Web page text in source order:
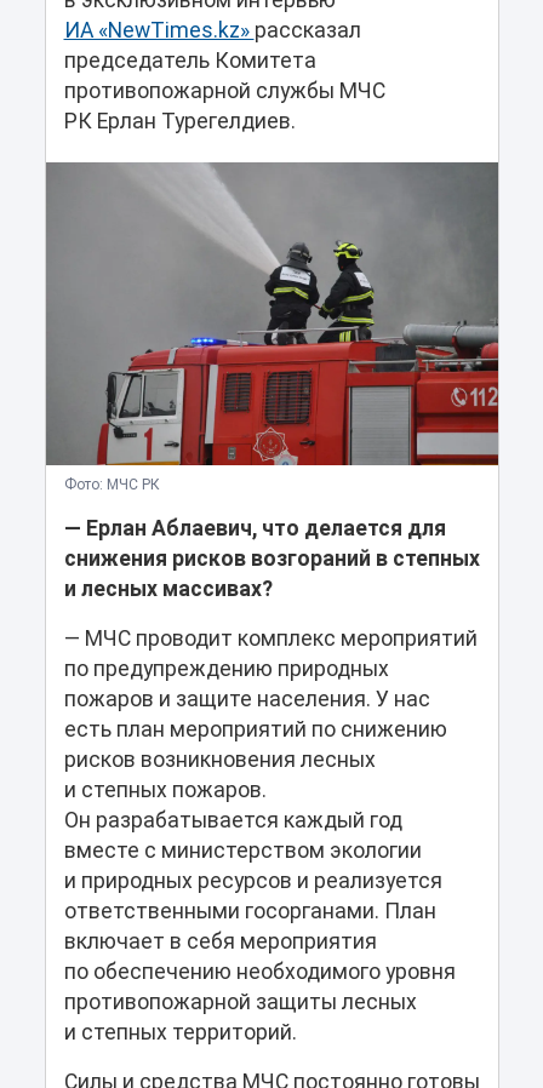
ИА «NewTimes.kz» рассказал
председатель Комитета
противопожарной службы МЧС
РК Ерлан Турегелдиев.
Фото: МЧС РК
— Ерлан Аблаевич, что делается для
снижения рисков возгораний в степных
и лесных массивах?
— МЧС проводит комплекс мероприятий
по предупреждению природных
пожаров и защите населения. У нас
есть план мероприятий по снижению
рисков возникновения лесных
и степных пожаров.
Он разрабатывается каждый год
вместе с министерством экологии
и природных ресурсов и реализуется
ответственными госорганами. План
включает в себя мероприятия
по обеспечению необходимого уровня
противопожарной защиты лесных
и степных территорий.
Силы и средства МЧС постоянно готовы